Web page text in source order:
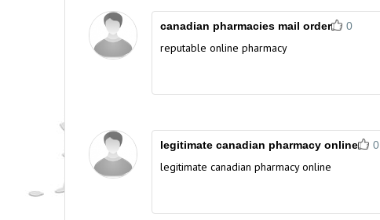
canadian pharmacies mail order 0
reputable online pharmacy
legitimate canadian pharmacy online 0
legitimate canadian pharmacy online